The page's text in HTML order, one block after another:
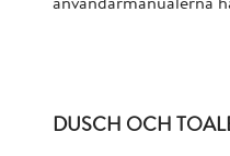
DUSCH OCH